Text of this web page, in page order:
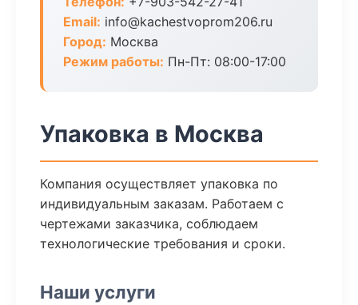
Email: info@kachestvoprom206.ru
Город: Москва
Режим работы: Пн-Пт: 08:00-17:00
Упаковка в Москва
Компания осуществляет упаковка по
индивидуальным заказам. Работаем с
чертежами заказчика, соблюдаем
технологические требования и сроки.
Наши услуги